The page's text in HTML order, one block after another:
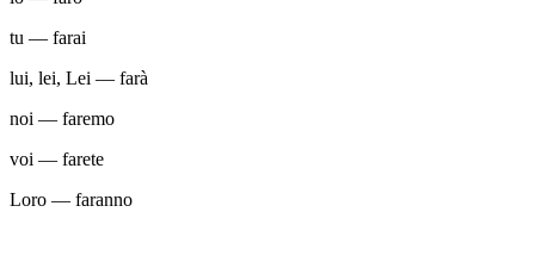
tu — farai
lui, lei, Lei — farà
noi — faremo
voi — farete
Loro — faranno